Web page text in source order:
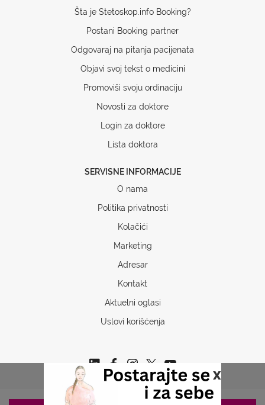
x
Šta je Stetoskop.info Booking?
Postani Booking partner
Odgovaraj na pitanja pacijenata
Objavi svoj tekst o medicini
Promoviši svoju ordinaciju
Novosti za doktore
Login za doktore
Lista doktora
SERVISNE INFORMACIJE
O nama
Politika privatnosti
Kolačići
Marketing
Adresar
Kontakt
Aktuelni oglasi
Uslovi korišćenja